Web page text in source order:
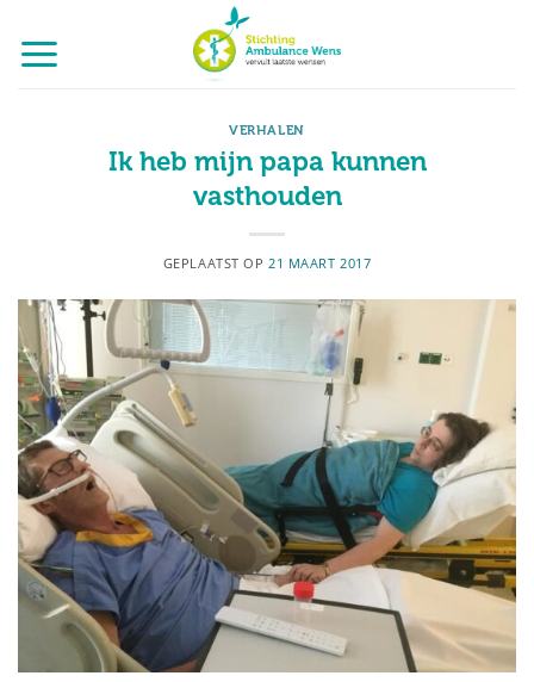
naar
inhoud
VERHALEN
Ik heb mijn papa kunnen
vasthouden
GEPLAATST OP 21 MAART 2017